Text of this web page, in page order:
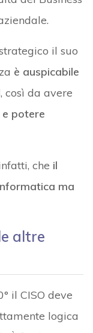
il suo
è auspicabile
, così da avere
potere
che il
ma
altre
il CISO deve
logica